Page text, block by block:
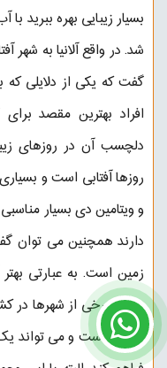
بسیار زیبایی بهره ببرید
شد. در واقع آلانیا به
گفت که یکی از دلایلی
افراد بهترین مقصد
دلچسب آن در روزهای
روزها آفتابی است و
و ویتامین دی بسیار
دارند همچنین می
زمین است. به عبارتی
عکس برخی از شهرها در
آلودگی است و می تواند